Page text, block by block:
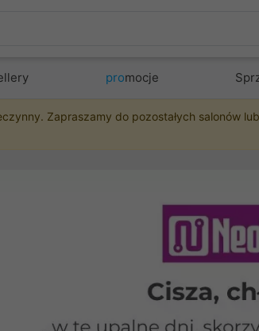
promocje
Zapraszamy do pozostałych salonów